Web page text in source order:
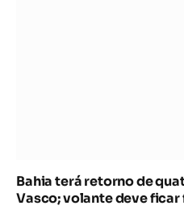
Bahia terá retorno de
Vasco; volante deve ficar